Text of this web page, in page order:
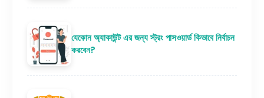
যেকোন অ্যাকাউন্ট এর জন্য স্ট্রং পাসওয়ার্ড কিভাবে নির্বাচন
করবেন?